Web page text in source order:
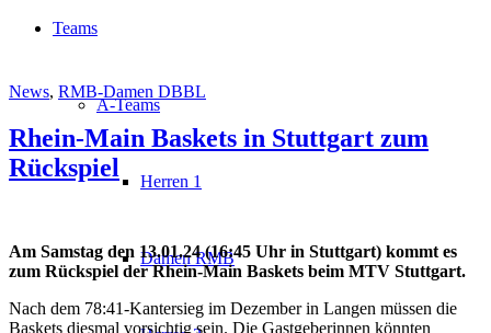
Teams
A-Teams
Herren 1
Damen RMB
News, RMB-Damen DBBL
Rhein-Main Baskets in Stuttgart zum
Rückspiel
Am Samstag den 13.01.24 (16:45 Uhr in Stuttgart) kommt es
zum Rückspiel der Rhein-Main Baskets beim MTV Stuttgart.
Nach dem 78:41-Kantersieg im Dezember in Langen müssen die
Baskets diesmal vorsichtig sein. Die Gastgeberinnen könnten